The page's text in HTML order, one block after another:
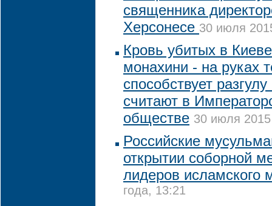
священника
Херсонесе 30 июля
Кровь убитых в
монахини - на руках
способствует
считают в
обществе 30 июля
Российские
открытии соборной
лидеров исламского
года, 13:21